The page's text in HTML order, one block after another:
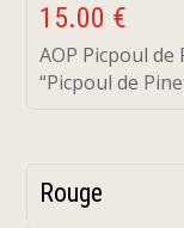
15.00 €
AOP Picpoul
“Picpoul de
Rouge